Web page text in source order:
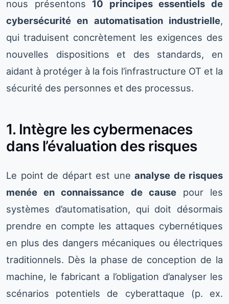
nous présentons 10 principes essentiels de
cybersécurité en automatisation industrielle,
qui traduisent concrètement les exigences des
nouvelles dispositions et des standards, en
aidant à protéger à la fois l’infrastructure OT et la
sécurité des personnes et des processus.
1. Intègre les cybermenaces
dans l’évaluation des risques
Le point de départ est une analyse de risques
menée en connaissance de causepour les
systèmes d’automatisation, qui doit désormais
prendre en compte les attaques cybernétiques
en plus des dangers mécaniques ou électriques
traditionnels. Dès la phase de conception de la
machine, le fabricant a l’obligation d’analyser les
scénarios potentiels de cyberattaque (p. ex.